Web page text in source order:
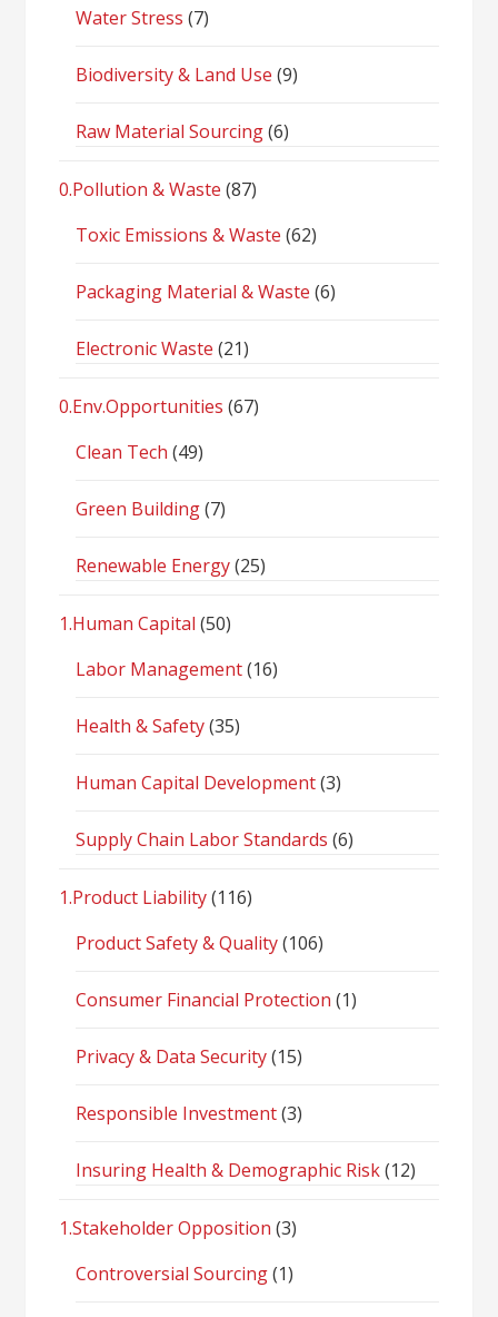
Water Stress (7)
Biodiversity & Land Use (9)
Raw Material Sourcing(6)
0.Pollution & Waste (87)
Toxic Emissions & Waste (62)
Packaging Material & Waste (6)
Electronic Waste (21)
0.Env.Opportunities (67)
Clean Tech (49)
Green Building(7)
Renewable Energy(25)
1.Human Capital (50)
Labor Management(16)
Health & Safety(35)
Human Capital Development(3)
Supply Chain Labor Standards (6)
1.Product Liability(116)
Product Safety & Quality(106)
Consumer Financial Protection (1)
Privacy & Data Security(15)
Responsible Investment(3)
Insuring Health & Demographic Risk(12)
1.Stakeholder Opposition (3)
Controversial Sourcing(1)